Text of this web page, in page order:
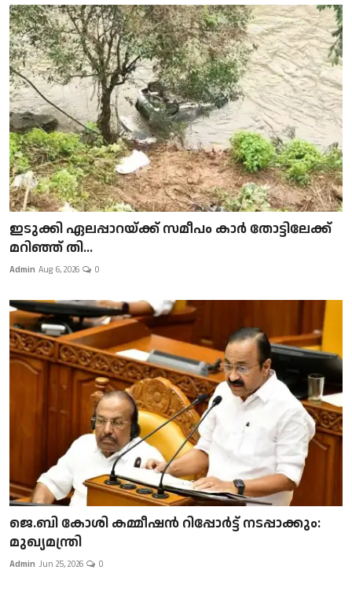
ഇടുക്കി ഏലപ്പാറയ്ക്ക് സമീപം കാർ തോട്ടിലേക്ക്
മറിഞ്ഞ് തി...
Admin Aug 6, 2026 0
ജെ.ബി കോശി കമ്മീഷൻ റിപ്പോർട്ട് നടപ്പാക്കും:
മുഖ്യമന്ത്രി
Admin Jun 25, 2026 0